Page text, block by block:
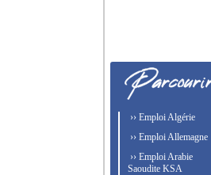
›› Emploi Algérie
›› Emploi Allemagne
›› Emploi Arabie
Saoudite KSA